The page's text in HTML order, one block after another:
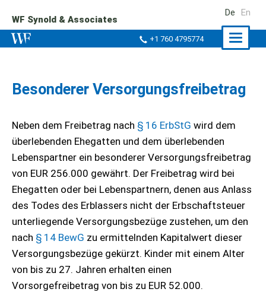
WF Synold & Associates
+1 760 4795774
De En
Besonderer Versorgungsfreibetrag
Neben dem Freibetrag nach § 16 ErbStG wird dem
überlebenden Ehegatten und dem überlebenden
Lebenspartner ein besonderer Versorgungsfreibetrag
von EUR 256.000 gewährt. Der Freibetrag wird bei
Ehegatten oder bei Lebenspartnern, denen aus Anlass
des Todes des Erblassers nicht der Erbschaftsteuer
unterliegende Versorgungsbezüge zustehen, um den
nach § 14 BewG zu ermittelnden Kapitalwert dieser
Versorgungsbezüge gekürzt. Kinder mit einem Alter
von bis zu 27. Jahren erhalten einen
Vorsorgefreibetrag von bis zu EUR 52.000.